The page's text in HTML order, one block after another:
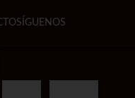
SÍGUENOS